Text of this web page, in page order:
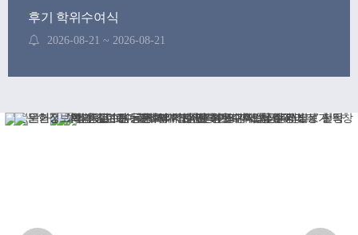
후기 학위수여식
2026-08-21 ~ 2026-08-21